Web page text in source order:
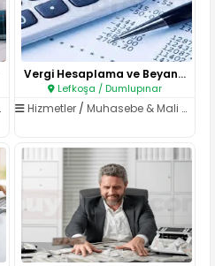
Vergi Hesaplama ve Beyanname S..
Lefkoşa / Dumlupınar
Hizmetler /Muhasebe & Mali Müşavirlik